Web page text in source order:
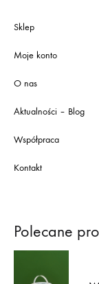
Sklep
Moje konto
O nas
Aktualności – Blog
Współpraca
Kontakt
Polecane